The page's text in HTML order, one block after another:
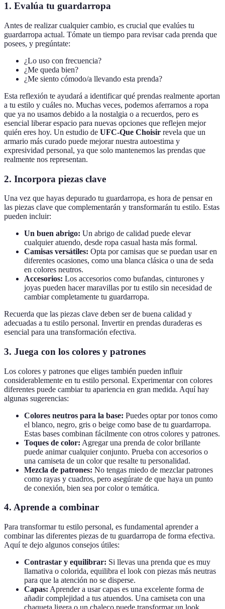
1. Evalúa tu guardarropa
Antes de realizar cualquier cambio, es crucial que evalúes tu
guardarropa actual. Tómate un tiempo para revisar cada prenda que
posees, y pregúntate:
¿Lo uso con frecuencia?
¿Me queda bien?
¿Me siento cómodo/a llevando esta prenda?
Esta reflexión te ayudará a identificar qué prendas realmente aportan
a tu estilo y cuáles no. Muchas veces, podemos aferrarnos a ropa
que ya no usamos debido a la nostalgia o a recuerdos, pero es
esencial liberar espacio para nuevas opciones que reflejen mejor
quién eres hoy. Un estudio de UFC-Que Choisir revela que un
armario más curado puede mejorar nuestra autoestima y
expresividad personal, ya que solo mantenemos las prendas que
realmente nos representan.
2. Incorpora piezas clave
Una vez que hayas depurado tu guardarropa, es hora de pensar en
las piezas clave que complementarán y transformarán tu estilo. Estas
pueden incluir:
Un buen abrigo: Un abrigo de calidad puede elevar
cualquier atuendo, desde ropa casual hasta más formal.
Camisas versátiles: Opta por camisas que se puedan usar en
diferentes ocasiones, como una blanca clásica o una de seda
en colores neutros.
Accesorios: Los accesorios como bufandas, cinturones y
joyas pueden hacer maravillas por tu estilo sin necesidad de
cambiar completamente tu guardarropa.
Recuerda que las piezas clave deben ser de buena calidad y
adecuadas a tu estilo personal. Invertir en prendas duraderas es
esencial para una transformación efectiva.
3. Juega con los colores y patrones
Los colores y patrones que eliges también pueden influir
considerablemente en tu estilo personal. Experimentar con colores
diferentes puede cambiar tu apariencia en gran medida. Aquí hay
algunas sugerencias:
Colores neutros para la base: Puedes optar por tonos como
el blanco, negro, gris o beige como base de tu guardarropa.
Estas bases combinan fácilmente con otros colores y patrones.
Toques de color: Agregar una prenda de color brillante
puede animar cualquier conjunto. Prueba con accesorios o
una camiseta de un color que resalte tu personalidad.
Mezcla de patrones: No tengas miedo de mezclar patrones
como rayas y cuadros, pero asegúrate de que haya un punto
de conexión, bien sea por color o temática.
4. Aprende a combinar
Para transformar tu estilo personal, es fundamental aprender a
combinar las diferentes piezas de tu guardarropa de forma efectiva.
Aquí te dejo algunos consejos útiles:
Contrastar y equilibrar: Si llevas una prenda que es muy
llamativa o colorida, equilibra el look con piezas más neutras
para que la atención no se disperse.
Capas: Aprender a usar capas es una excelente forma de
añadir complejidad a tus atuendos. Una camiseta con una